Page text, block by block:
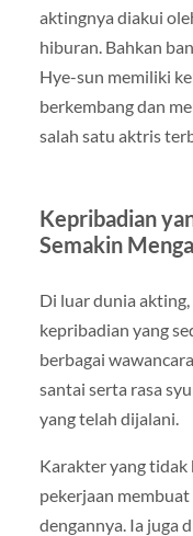
aktingnya diakui
hiburan. Bahkan
Hye-sun memiliki
berkembang dan
salah satu aktris
Kepribadian
Semakin
Di luar dunia
kepribadian yang
berbagai
santai serta rasa
yang telah dijalani.
Karakter yang tidak
pekerjaan
dengannya. Ia juga